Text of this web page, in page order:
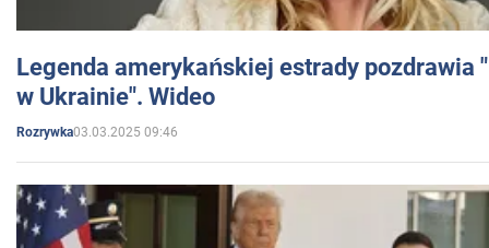
Legenda amerykańskiej estrady pozdrawia
w Ukrainie". Wideo
Rozrywka03.03.2025 09:46